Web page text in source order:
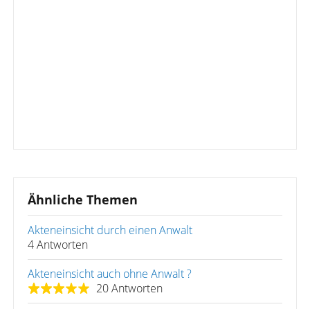
Ähnliche Themen
Akteneinsicht durch einen Anwalt
4 Antworten
Akteneinsicht auch ohne Anwalt ?
20 Antworten